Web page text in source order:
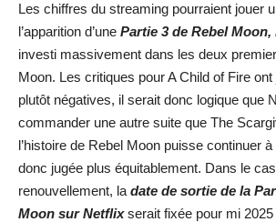
Les chiffres du streaming pourraient jouer
l’apparition d’une Partie 3 de Rebel Moon,
investi massivement dans les deux
Moon. Les critiques pour A Child of Fire ont
plutôt négatives, il serait donc logique que
commander une autre suite que The
l’histoire de Rebel Moon puisse continuer
donc jugée plus équitablement. Dans le cas
renouvellement, la date de sortie de la
Moon sur Netflixserait fixée pour mi 2025